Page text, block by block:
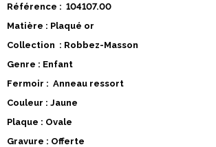
Référence : 104107.00
Matière : Plaqué or
Collection : Robbez-Masson
Genre : Enfant
Fermoir : Anneau ressort
Couleur : Jaune
Plaque : Ovale
Gravure : Offerte